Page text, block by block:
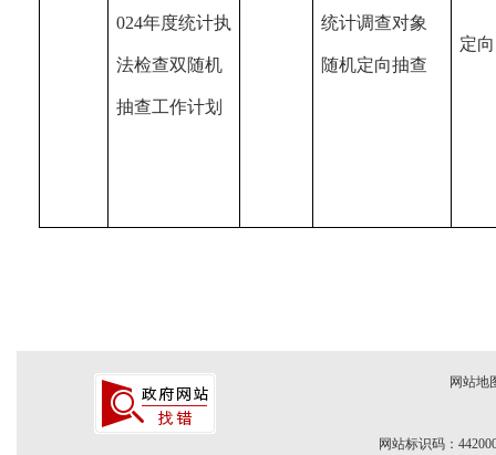
024年度统计执
法检查双随机
抽查工作计划
统计调查对象
随机定向抽查
定向
网站地
网站标识码：